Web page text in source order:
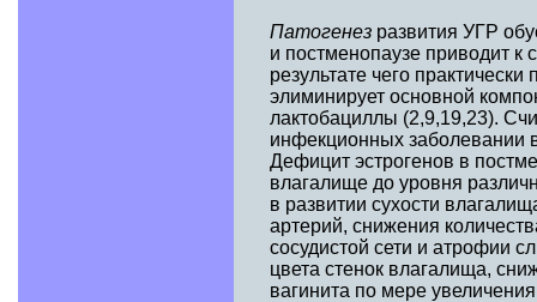
Патогенез развития УГР
и постменопаузе приводит
результате чего
элиминирует основной
лактобациллы (2,9,19,23).
инфекционных заболевании
Дефицит эстрогенов в
влагалище до уровня
в развитии сухости
артерий, снижения
сосудистой сети и атрофии
цвета стенок влагалища,
вагинита по мере